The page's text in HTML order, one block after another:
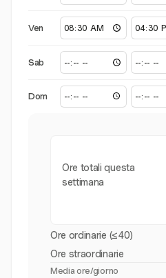
Ven
Sab
Dom
Ore totali questa
settimana
Ore ordinarie (≤40)
Ore straordinarie
Media ore/giorno